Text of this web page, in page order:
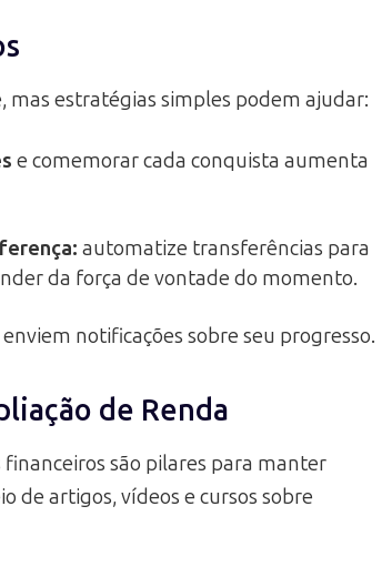
estratégias simples podem ajudar:
e comemorar cada conquista aumenta
: automatize transferências para
da força de vontade do momento.
notificações sobre seu progresso.
de Renda
são pilares para manter
de artigos, vídeos e cursos sobre